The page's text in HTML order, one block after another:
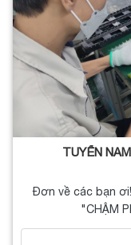
TUYỂN
Đơn về các bạn
"CHẬM